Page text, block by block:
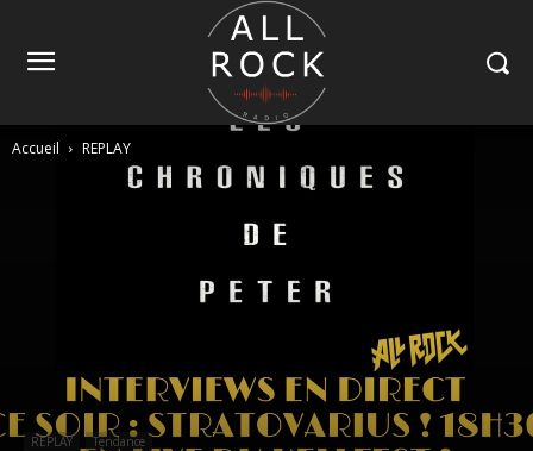
Accueil REPLAY
REPLAY Tendance